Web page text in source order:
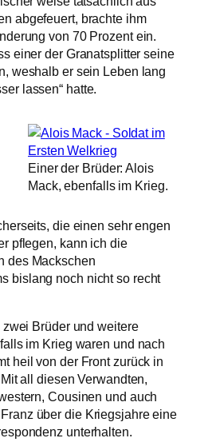
abgefeuert, brachte ihm
von 70 Prozent ein.
einer der Granatsplitter seine
weshalb er sein Leben lang
lassen“ hatte.
Einer der Brüder: Alois
Mack, ebenfalls im Krieg.
die einen sehr engen
pflegen, kann ich die
des Mackschen
bislang noch nicht so recht
zwei Brüder und weitere
im Krieg waren und nach
heil von der Front zurück in
all diesen Verwandten,
Cousinen und auch
über die Kriegsjahre eine
unterhalten.